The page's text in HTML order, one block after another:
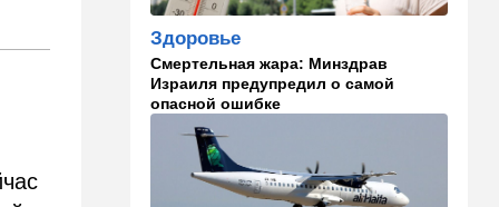
оборонному партнерству
11:03
Найдено сильно
разложившееся тело:
поиски 23-летнего парня
приняли трагический оборот
Деньги
Здоровье
Смертельная жара: Минздрав
Израиля предупредил о самой
опасной ошибке